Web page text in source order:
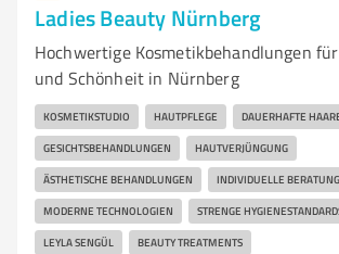
Ladies Beauty Nürnberg
Hochwertige Kosmetikbehandlungen
und Schönheit in Nürnberg
KOSMETIKSTUDIO HAUTPFLEGE DAUERHAFTE
GESICHTSBEHANDLUNGEN HAUTVERJÜNGUNG
ÄSTHETISCHE BEHANDLUNGEN INDIVIDUELLE BERATUNG
MODERNE TECHNOLOGIEN STRENGE
LEYLA SENGÜL BEAUTY TREATMENTS